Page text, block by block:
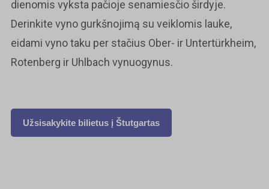
dienomis vyksta pačioje senamiesčio širdyje.
Derinkite vyno gurkšnojimą su veiklomis lauke,
eidami vyno taku per stačius Ober- ir Untertürkheim,
Rotenberg ir Uhlbach vynuogynus.
Užsisakykite bilietus į Štutgartas